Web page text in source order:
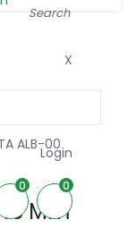
Search
X
Login
0 0
ALB-00
16 Mm